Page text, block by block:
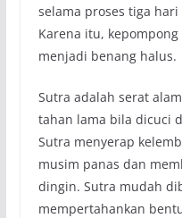
selama proses tiga
Karena itu,
menjadi benang halus.
Sutra adalah serat
tahan lama bila dicuci
Sutra menyerap
musim panas dan
dingin. Sutra mudah
mempertahankan